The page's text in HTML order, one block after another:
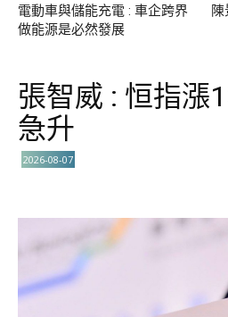
電動車與儲能充電 : 車企跨界
做能源是必然發展
張智威 : 恒指漲
急升
2026-08-07